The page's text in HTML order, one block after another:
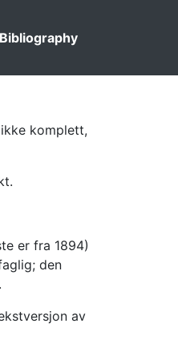
Bibliography
komplett,
er fra 1894)
den
av